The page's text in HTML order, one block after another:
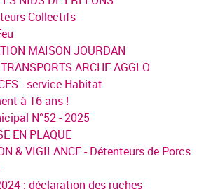
Collectifs
MAISON JOURDAN
ARCHE AGGLO
: service Habitat
à 16 ans !
N°52 - 2025
EN PLAQUE
& VIGILANCE - Détenteurs de Porcs
: déclaration des ruches